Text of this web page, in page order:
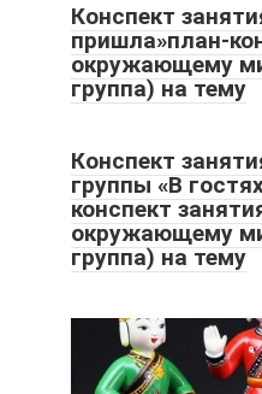
Конспект
пришла»план-
окружающему
группа) на тему
Конспект
группы «В
конспект
окружающему
группа) на тему